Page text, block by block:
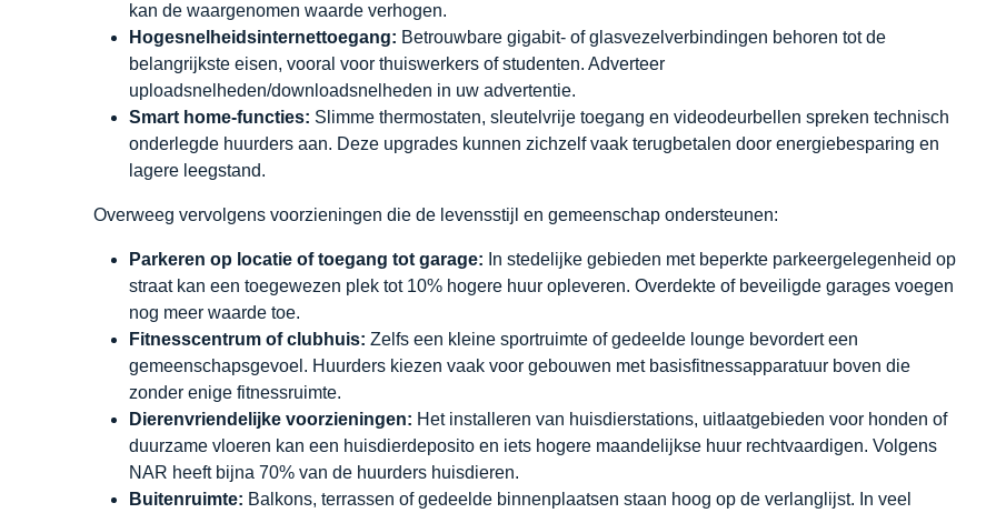
kan de waargenomen waarde verhogen.
Hogesnelheidsinternettoegang: Betrouwbare gigabit- of glasvezelverbindingen behoren tot de
belangrijkste eisen, vooral voor thuiswerkers of studenten. Adverteer
uploadsnelheden/downloadsnelheden in uw advertentie.
Smart home-functies: Slimme thermostaten, sleutelvrije toegang en videodeurbellen spreken technisch
onderlegde huurders aan. Deze upgrades kunnen zichzelf vaak terugbetalen door energiebesparing en
lagere leegstand.
Overweeg vervolgens voorzieningen die de levensstijl en gemeenschap ondersteunen:
Parkeren op locatie of toegang tot garage: In stedelijke gebieden met beperkte parkeergelegenheid op
straat kan een toegewezen plek tot 10% hogere huur opleveren. Overdekte of beveiligde garages voegen
nog meer waarde toe.
Fitnesscentrum of clubhuis: Zelfs een kleine sportruimte of gedeelde lounge bevordert een
gemeenschapsgevoel. Huurders kiezen vaak voor gebouwen met basisfitnessapparatuur boven die
zonder enige fitnessruimte.
Dierenvriendelijke voorzieningen: Het installeren van huisdierstations, uitlaatgebieden voor honden of
duurzame vloeren kan een huisdierdeposito en iets hogere maandelijkse huur rechtvaardigen. Volgens
NAR heeft bijna 70% van de huurders huisdieren.
Buitenruimte: Balkons, terrassen of gedeelde binnenplaatsen staan hoog op de verlanglijst. In veel